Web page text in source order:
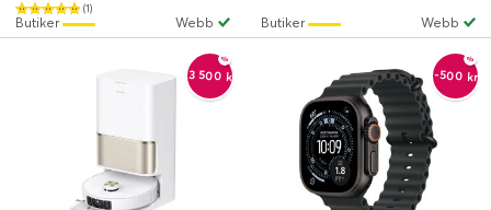
(1)
Webb
Butiker Webb
Butiker
-3 500 kr -500 kr